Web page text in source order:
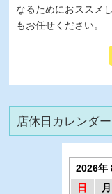
なるためにおススメ
もお任せください。
店休日カレンダー
2026年
日
月